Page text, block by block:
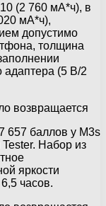
(2 760 мА*ч), в
мА*ч),
допустимо
толщина
адаптера (5 В/2
657 баллов у M3s
Набор из
яркости
часов.